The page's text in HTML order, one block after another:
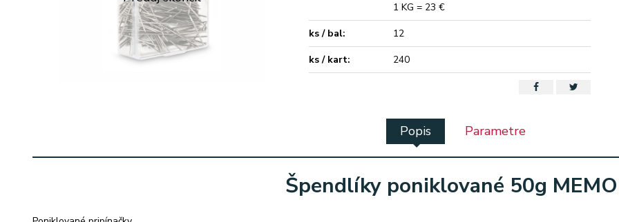
1 KG = 23 €
ks / bal:
12
ks / kart:
240
Popis Parametre
Špendlíky poniklované 50g